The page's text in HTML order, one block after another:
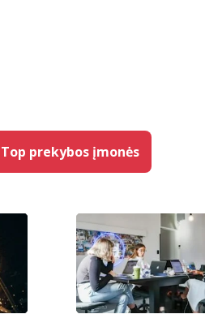
Top prekybos įmonės